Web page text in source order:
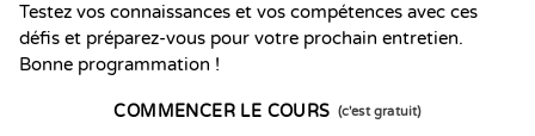
Testez vos connaissances et vos compétences avec ces
défis et préparez-vous pour votre prochain entretien.
Bonne programmation !
COMMENCER LE COURS (c'est gratuit)